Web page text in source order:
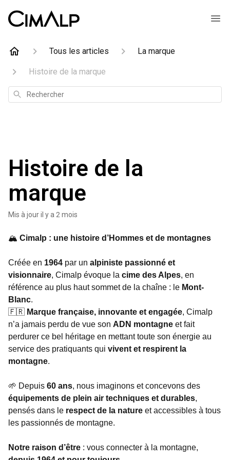
Tous les articles La marque
Histoire de la marque
Rechercher
Histoire de la
marque
Mis à jouril y a 2 mois
🏔️ Cimalp : une histoire d’Hommes et de montagnes
Créée en 1964 par un alpiniste passionné et
visionnaire, Cimalp évoque la cime des Alpes, en
référence au plus haut sommet de la chaîne : le Mont-
Blanc.
🇫🇷 Marque française, innovante et engagée, Cimalp
n’a jamais perdu de vue son ADN montagne et fait
perdurer ce bel héritage en mettant toute son énergie au
service des pratiquants qui vivent et respirent la
montagne.
🌱 Depuis 60 ans, nous imaginons et concevons des
équipements de plein air techniques et durables,
pensés dans le respect de la nature et accessibles à tous
les passionnés de montagne.
Notre raison d’être : vous connecter à la montagne,